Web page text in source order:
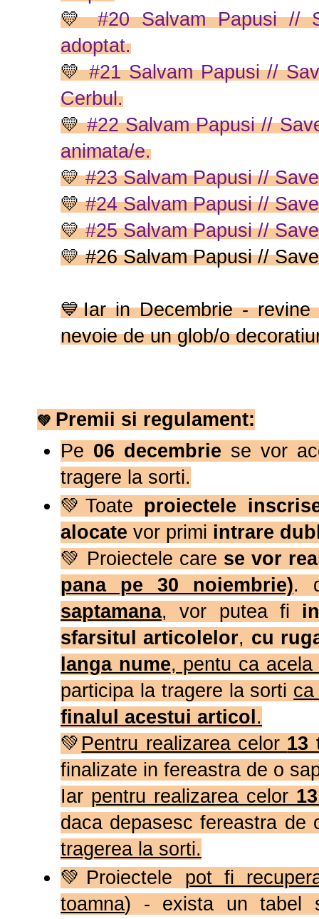
💛#20 Salvam Papusi //
adoptat.
💛#21 Salvam Papusi //
Cerbul.
💛#22 Salvam Papusi //
animata/e.
💛#23 Salvam Papusi //
💛#24 Salvam Papusi //
💛#25 Salvam Papusi //
💛#26 Salvam Papusi //
💙Iar in Decembrie - revine
nevoie de un glob/o
💚 Premii si regulament:
Pe 06 decembrie se vor
tragere la sorti.
💚Toate proiectele
alocate vor primi intrare
💚 Proiectele care se vor
pana pe 30 noiembrie).
saptamana, vor putea fi
sfarsitul articolelor, cu
langa nume, pentu ca
participa la tragere la sorti ca
finalul acestui articol .
💚 Pentru realizarea celor 13
finalizate in fereastra de o
Iar pentru realizarea celor
daca depasesc fereastra de
tragerea la sorti.
💚Proiectele pot fi
toamna) - exista un tabel